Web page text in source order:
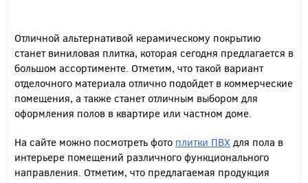
Отличной альтернативой керамическому покрытию
станет виниловая плитка, которая сегодня предлагается в
большом ассортименте. Отметим, что такой вариант
отделочного материала отлично подойдет в коммерческие
помещения, а также станет отличным выбором для
оформления полов в квартире или частном доме.
На сайте можно посмотреть фото плитки ПВХ для пола в
интерьере помещений различного функционального
направления. Отметим, что предлагаемая продукция